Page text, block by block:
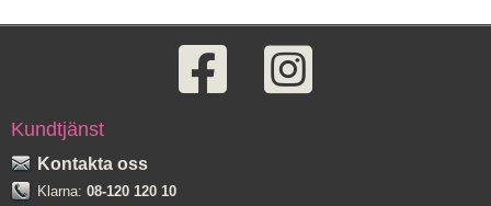
Kundtjänst
Kontakta oss
Klarna: 08-120 120 10